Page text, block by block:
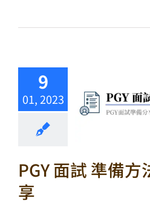
9
01, 2023
PGY 面試 準備
享